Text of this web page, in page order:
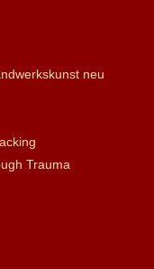
neu
Trauma